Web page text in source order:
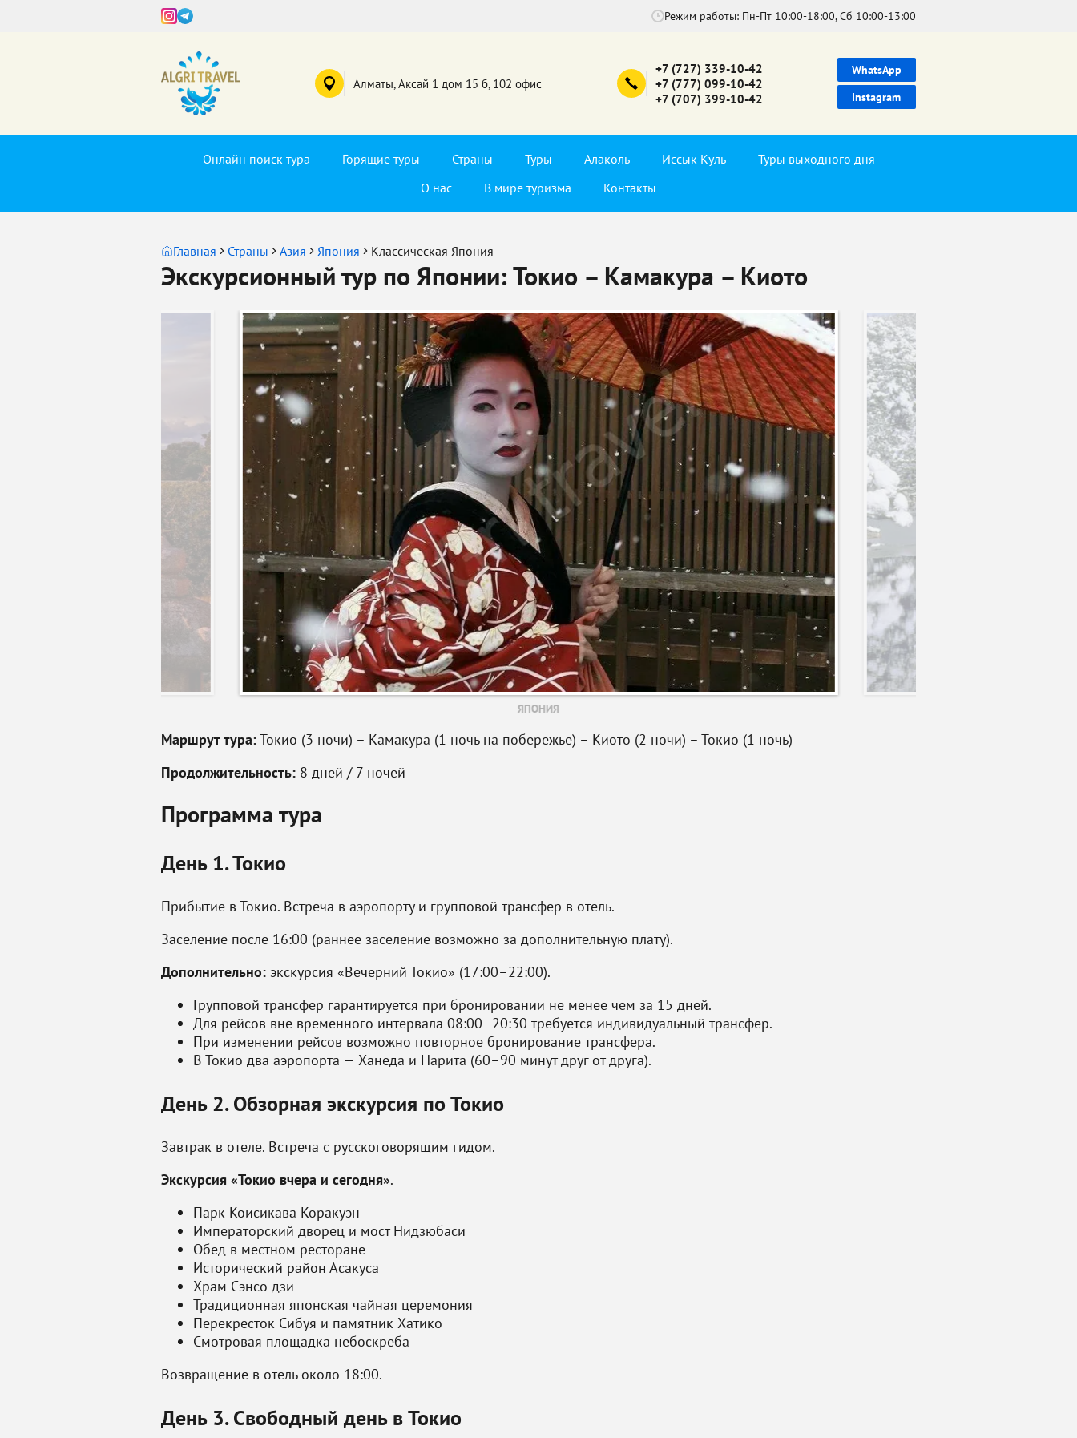
Режим работы: Пн-Пт 10:00-18:00, Сб 10:00-13:00
Алматы, Аксай 1 дом 15 б, 102 офис
+7 (727) 339-10-42
+7 (777) 099-10-42
+7 (707) 399-10-42
WhatsApp
Instagram
Онлайн поиск тура Горящие туры Страны Туры Алаколь Иссык Куль
Туры выходного дня
О нас
В мире туризма Контакты
Главная Страны Азия Япония Классическая Япония
Экскурсионный тур по Японии: Токио – Камакура – Киото
ЯПОНИЯ
Маршрут тура:Токио (3 ночи) – Камакура (1 ночь на побережье) – Киото (2 ночи) – Токио (1 ночь)
Продолжительность: 8 дней / 7 ночей
Программа тура
День 1. Токио
Прибытие в Токио. Встреча в аэропорту и групповой трансфер в отель.
Заселение после 16:00 (раннее заселение возможно за дополнительную плату).
Дополнительно: экскурсия «Вечерний Токио» (17:00–22:00).
Групповой трансфер гарантируется при бронировании не менее чем за 15 дней.
Для рейсов вне временного интервала 08:00–20:30 требуется индивидуальный трансфер.
При изменении рейсов возможно повторное бронирование трансфера.
В Токио два аэропорта — Ханеда и Нарита (60–90 минут друг от друга).
День 2. Обзорная экскурсия по Токио
Завтрак в отеле. Встреча с русскоговорящим гидом.
Экскурсия «Токио вчера и сегодня».
Парк Коисикава Коракуэн
Императорский дворец и мост Нидзюбаси
Обед в местном ресторане
Исторический район Асакуса
Храм Сэнсо-дзи
Традиционная японская чайная церемония
Перекресток Сибуя и памятник Хатико
Смотровая площадка небоскреба
Возвращение в отель около 18:00.
День 3. Свободный день в Токио